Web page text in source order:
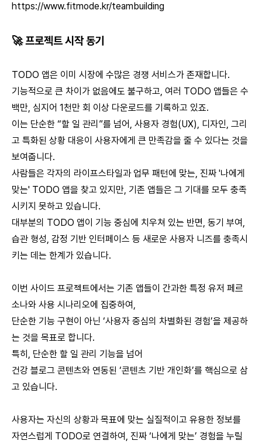
https://www.fitmode.kr/teambuilding
🚀 프로젝트 시작 동기
TODO 앱은 이미 시장에 수많은 경쟁 서비스가 존재합니다.
기능적으로 큰 차이가 없음에도 불구하고, 여러 TODO 앱들은 수
백만, 심지어 1천만 회 이상 다운로드를 기록하고 있죠.
이는 단순한 “할 일 관리”를 넘어, 사용자 경험(UX), 디자인, 그리
고 특화된 상황 대응이 사용자에게 큰 만족감을 줄 수 있다는 것을
보여줍니다.
사람들은 각자의 라이프스타일과 업무 패턴에 맞는, 진짜 '나에게
맞는' TODO 앱을 찾고 있지만, 기존 앱들은 그 기대를 모두 충족
시키지 못하고 있습니다.
대부분의 TODO 앱이 기능 중심에 치우쳐 있는 반면, 동기 부여,
습관 형성, 감정 기반 인터페이스 등 새로운 사용자 니즈를 충족시
키는 데는 한계가 있습니다.
이번 사이드 프로젝트에서는 기존 앱들이 간과한 특정 유저 페르
소나와 사용 시나리오에 집중하여,
단순한 기능 구현이 아닌 ‘사용자 중심의 차별화된 경험’을 제공하
는 것을 목표로 합니다.
특히, 단순한 할 일 관리 기능을 넘어
건강 블로그 콘텐츠와 연동된 ‘콘텐츠 기반 개인화’를 핵심으로 삼
고 있습니다.
사용자는 자신의 상황과 목표에 맞는 실질적이고 유용한 정보를
자연스럽게 TODO로 연결하여, 진짜 ‘나에게 맞는’ 경험을 누릴